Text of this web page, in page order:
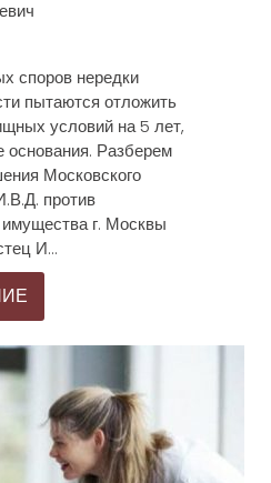
споров нередки
пытаются отложить
условий на 5 лет,
Разберем
Московского
против
имущества г. Москвы
И...